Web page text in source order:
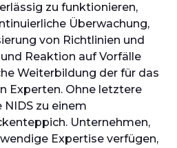
zu funktionieren,
Überwachung,
von Richtlinien und
Reaktion auf Vorfälle
Weiterbildung der für das
Experten. Ohne letztere
zu einem
Unternehmen,
Expertise verfügen,